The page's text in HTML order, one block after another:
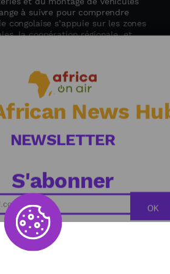
à suivre pour comprendre
congolaise s’appuie sur les zones
la coopération régionale, et
Podcasts
Replays
Grille des émissions
News
NEWSLETTER
S'abonner
OK